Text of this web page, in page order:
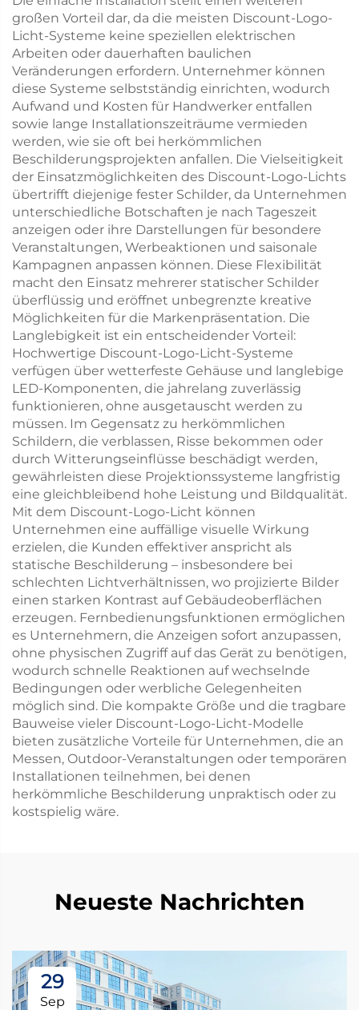
großen Vorteil dar, da die meisten Discount-Logo-
Licht-Systeme keine speziellen elektrischen
Arbeiten oder dauerhaften baulichen
Veränderungen erfordern. Unternehmer können
diese Systeme selbstständig einrichten, wodurch
Aufwand und Kosten für Handwerker entfallen
sowie lange Installationszeiträume vermieden
werden, wie sie oft bei herkömmlichen
Beschilderungsprojekten anfallen. Die Vielseitigkeit
der Einsatzmöglichkeiten des Discount-Logo-Lichts
übertrifft diejenige fester Schilder, da Unternehmen
unterschiedliche Botschaften je nach Tageszeit
anzeigen oder ihre Darstellungen für besondere
Veranstaltungen, Werbeaktionen und saisonale
Kampagnen anpassen können. Diese Flexibilität
macht den Einsatz mehrerer statischer Schilder
überflüssig und eröffnet unbegrenzte kreative
Möglichkeiten für die Markenpräsentation. Die
Langlebigkeit ist ein entscheidender Vorteil:
Hochwertige Discount-Logo-Licht-Systeme
verfügen über wetterfeste Gehäuse und langlebige
LED-Komponenten, die jahrelang zuverlässig
funktionieren, ohne ausgetauscht werden zu
müssen. Im Gegensatz zu herkömmlichen
Schildern, die verblassen, Risse bekommen oder
durch Witterungseinflüsse beschädigt werden,
gewährleisten diese Projektionssysteme langfristig
eine gleichbleibend hohe Leistung und Bildqualität.
Mit dem Discount-Logo-Licht können
Unternehmen eine auffällige visuelle Wirkung
erzielen, die Kunden effektiver anspricht als
statische Beschilderung – insbesondere bei
schlechten Lichtverhältnissen, wo projizierte Bilder
einen starken Kontrast auf Gebäudeoberflächen
erzeugen. Fernbedienungsfunktionen ermöglichen
es Unternehmern, die Anzeigen sofort anzupassen,
ohne physischen Zugriff auf das Gerät zu benötigen,
wodurch schnelle Reaktionen auf wechselnde
Bedingungen oder werbliche Gelegenheiten
möglich sind. Die kompakte Größe und die tragbare
Bauweise vieler Discount-Logo-Licht-Modelle
bieten zusätzliche Vorteile für Unternehmen, die an
Messen, Outdoor-Veranstaltungen oder temporären
Installationen teilnehmen, bei denen
herkömmliche Beschilderung unpraktisch oder zu
kostspielig wäre.
Neueste Nachrichten
29
Sep